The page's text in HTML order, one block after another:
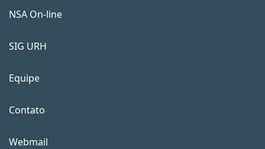
NSA On-line
SIG URH
Equipe
Contato
Webmail